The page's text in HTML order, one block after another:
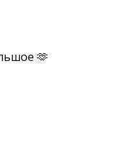
🫶